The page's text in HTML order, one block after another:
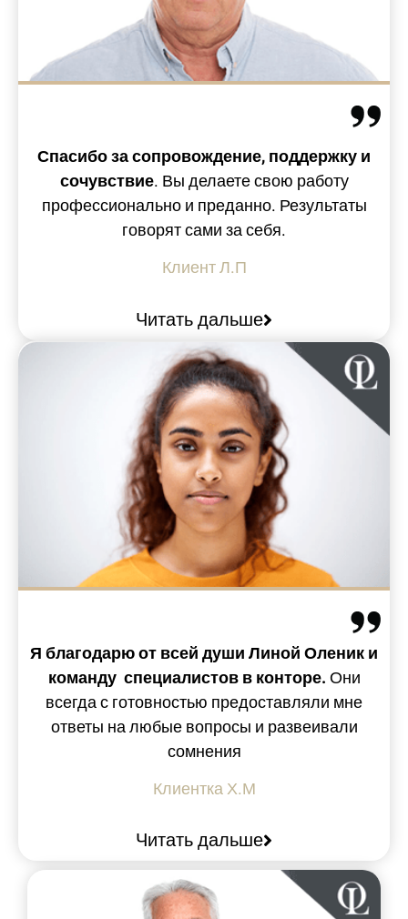
Спасибо за сопровождение, поддержку и
сочувствие. Вы делаете свою работу
профессионально и преданно. Результаты
говорят сами за себя.
Клиент Л.П
Читать дальше
Я благодарю от всей души Линой Оленик и
команду специалистов в конторе.Они
всегда с готовностью предоставляли мне
ответы на любые вопросы и развеивали
сомнения
Клиентка Х.М
Читать дальше